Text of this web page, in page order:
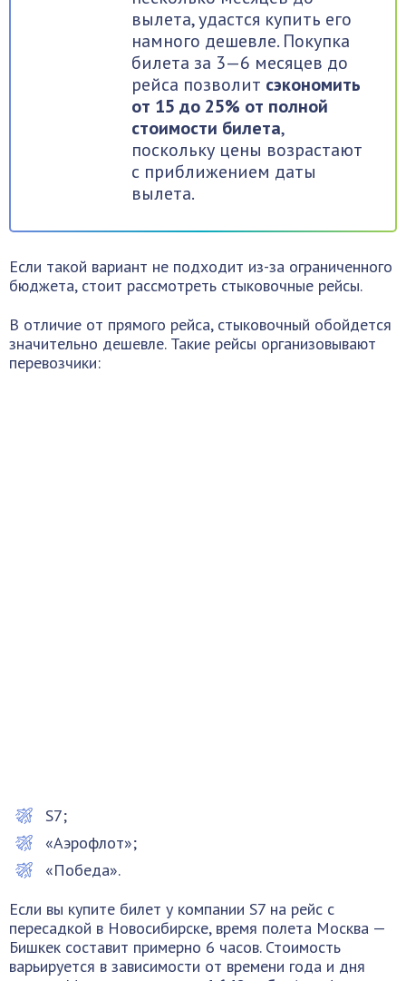
вылета, удастся купить его
намного дешевле. Покупка
билета за 3—6 месяцев до
рейса позволит сэкономить
от 15 до 25% от полной
стоимости билета,
поскольку цены возрастают
с приближением даты
вылета.
Если такой вариант не подходит из-за ограниченного
бюджета, стоит рассмотреть стыковочные рейсы.
В отличие от прямого рейса, стыковочный обойдется
значительно дешевле. Такие рейсы организовывают
перевозчики:
S7;
«Аэрофлот»;
«Победа».
Если вы купите билет у компании S7 на рейс с
пересадкой в Новосибирске, время полета Москва —
Бишкек составит примерно 6 часов. Стоимость
варьируется в зависимости от времени года и дня